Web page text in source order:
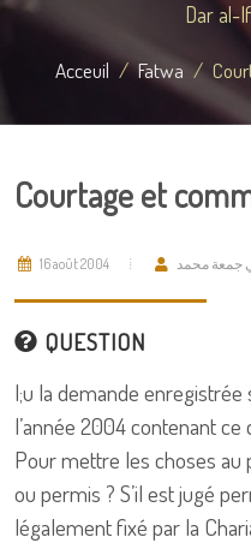
Dar al-
Acceuil Fatwa
Courtage et
16 août 2004 جمعة محمد
QUESTION
l;u la demande
l’année 2004 contenant ce
Pour mettre les choses au
ou permis ? S’il est jugé
légalement fixé par la